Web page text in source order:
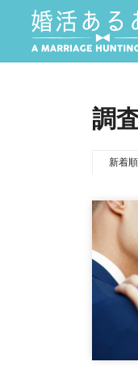
心の処方箋
調
新着順